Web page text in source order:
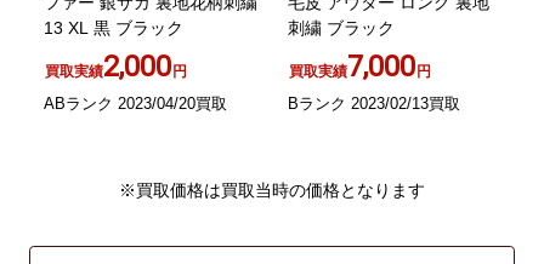
13 XL 黒 ブラック
買取実績2,000円
ABランク 2023/04/20買取
刺繍 ブラック
買取実績7,000円
Bランク 2023/02/13買取
※買取価格は買取当時の価格となります